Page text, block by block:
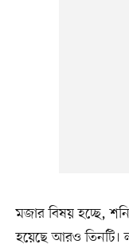
মজার বিষয় হচ্ছে,
হয়েছে আরও তিনটি।